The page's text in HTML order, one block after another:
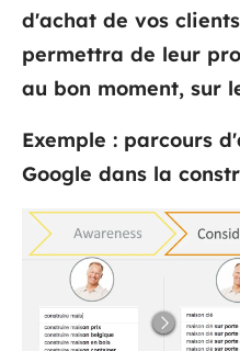
d'achat de vos
permettra de leur
au bon moment, sur
Exemple : parcours
Google dans la